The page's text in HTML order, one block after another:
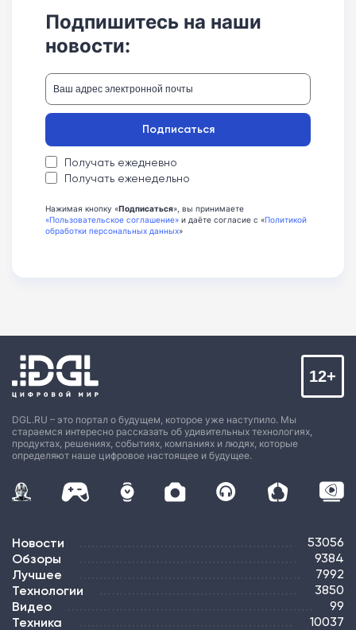
Подпишитесь на наши
новости:
Получать ежедневно
Получать еженедельно
Подписаться
Нажимая кнопку «Подписаться», вы принимаете
«Пользовательское соглашение» и даёте согласие с «Политикой
обработки персональных данных»
DGL.RU – это портал о будущем, которое уже наступило. Мы
стараемся интересно рассказать об удивительных технологиях,
продуктах, решениях, событиях, компаниях и людях, которые
определяют наше цифровое настоящее и будущее.
12+
Новости 53056
Обзоры 9384
Лучшее 7992
Технологии 3850
Видео 99
Техника 10037